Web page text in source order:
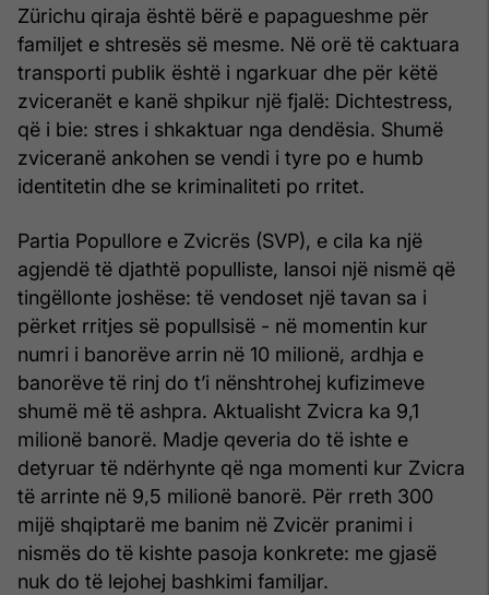
Zürichu qiraja është bërë e papagueshme për
familjet e shtresës së mesme. Në orë të caktuara
transporti publik është i ngarkuar dhe për këtë
zviceranët e kanë shpikur një fjalë: Dichtestress,
që i bie: stres i shkaktuar nga dendësia. Shumë
zviceranë ankohen se vendi i tyre po e humb
identitetin dhe se kriminaliteti po rritet.
Partia Popullore e Zvicrës (SVP), e cila ka një
agjendë të djathtë populliste, lansoi një nismë që
tingëllonte joshëse: të vendoset një tavan sa i
përket rritjes së popullsisë - në momentin kur
numri i banorëve arrin në 10 milionë, ardhja e
banorëve të rinj do t’i nënshtrohej kufizimeve
shumë më të ashpra. Aktualisht Zvicra ka 9,1
milionë banorë. Madje qeveria do të ishte e
detyruar të ndërhynte që nga momenti kur Zvicra
të arrinte në 9,5 milionë banorë. Për rreth 300
mijë shqiptarë me banim në Zvicër pranimi i
nismës do të kishte pasoja konkrete: me gjasë
nuk do të lejohej bashkimi familjar.